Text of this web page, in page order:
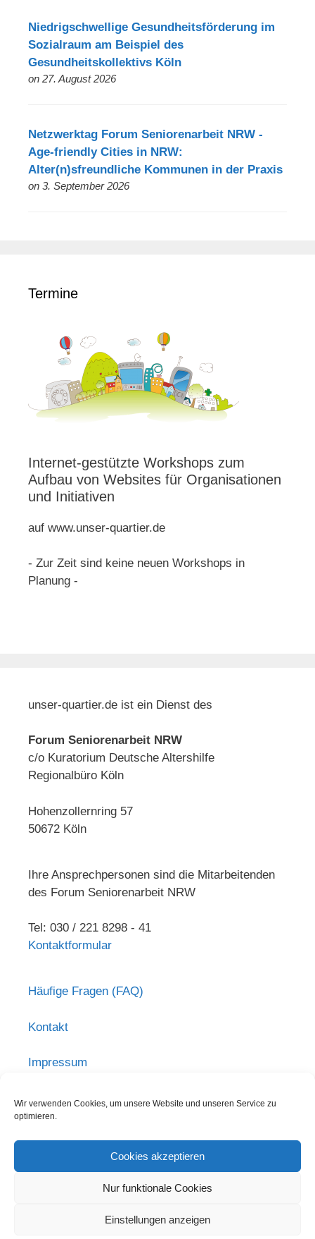
Wir verwenden Cookies, um unsere Website und unseren Service zu
optimieren.
Cookies akzeptieren
Nur funktionale Cookies
Einstellungen anzeigen
Niedrigschwellige Gesundheitsförderung im
Sozialraum am Beispiel des
Gesundheitskollektivs Köln
on 27. August 2026
Netzwerktag Forum Seniorenarbeit NRW -
Age-friendly Cities in NRW:
Alter(n)sfreundliche Kommunen in der Praxis
on 3. September 2026
Termine
Internet-gestützte Workshops zum
Aufbau von Websites für Organisationen
und Initiativen
auf www.unser-quartier.de
- Zur Zeit sind keine neuen Workshops in
Planung -
unser-quartier.de ist ein Dienst des
Forum Seniorenarbeit NRW
c/o Kuratorium Deutsche Altershilfe
Regionalbüro Köln
Hohenzollernring 57
50672 Köln
Ihre Ansprechpersonen sind die Mitarbeitenden
des Forum Seniorenarbeit NRW
Tel: 030 / 221 8298 - 41
Kontaktformular
Häufige Fragen (FAQ)
Kontakt
Impressum
Haftungsausschluss
Nutzungsbedingungen
Forum Seniorenarbeit NRW / Kuratorium Deutsche